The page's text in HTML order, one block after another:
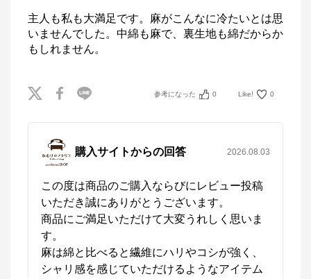
主人も私も大満足です。麻がこんなに冷たいとは思
いませんでした。中綿も麻で、裏生地も綿だからか
もしれません。
参考になった 0 Like! 0
購入サイトからの回答 2026.08.03
この度は商品のご購入ならびにレビュー投稿
いただき誠にありがとうございます。
商品にご満足いただけて大変うれしく思いま
す。
麻は綿と比べると繊維にハリやコシが強く、
シャリ感を感じていただけるようなアイテム